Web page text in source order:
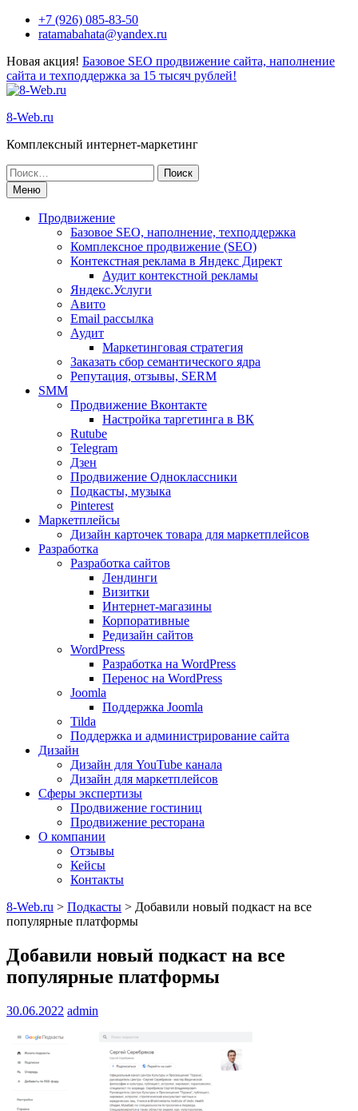
Перейти+7 (926) 085-83-50
ratamabahata@yandex.ru
Новая акция! Базовое SEO продвижение сайта, наполнение
сайта и техподдержка за 15 тысяч рублей!
8-Web.ru
Комплексный интернет-маркетинг
Поиск
по:Меню
Продвижение
Базовое SEO, наполнение, техподдержка
Комплексное продвижение (SEO)
Контекстная реклама в Яндекс Директ
Аудит контекстной рекламы
Яндекс.Услуги
Авито
Email рассылка
Аудит
Маркетинговая стратегия
Заказать сбор семантического ядра
Репутация, отзывы, SERM
SMM
Продвижение Вконтакте
Настройка таргетинга в ВК
Rutube
Telegram
Дзен
Продвижение Одноклассники
Подкасты, музыка
Pinterest
Маркетплейсы
Дизайн карточек товара для маркетплейсов
Разработка
Разработка сайтов
Лендинги
Визитки
Интернет-магазины
Корпоративные
Редизайн сайтов
WordPress
Разработка на WordPress
Перенос на WordPress
Joomla
Поддержка Joomla
Tilda
Поддержка и администрирование сайта
Дизайн
Дизайн для YouTube канала
Дизайн для маркетплейсов
Сферы экспертизы
Продвижение гостиниц
Продвижение ресторана
О компании
Отзывы
Кейсы
Контакты
8-Web.ru > Подкасты > Добавили новый подкаст на все
популярные платформы
Добавили новый подкаст на все
популярные платформы
30.06.2022 admin